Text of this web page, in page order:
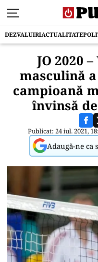
DEZVALUIRIACTUALITATE
JO 2020
masculină
campioană
învinsă
Publicat: 24 iul. 2021,
Adaugă-ne ca